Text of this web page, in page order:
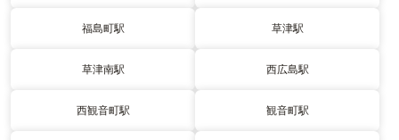
福島町駅 草津駅
草津南駅 西広島駅
西観音町駅 観音町駅